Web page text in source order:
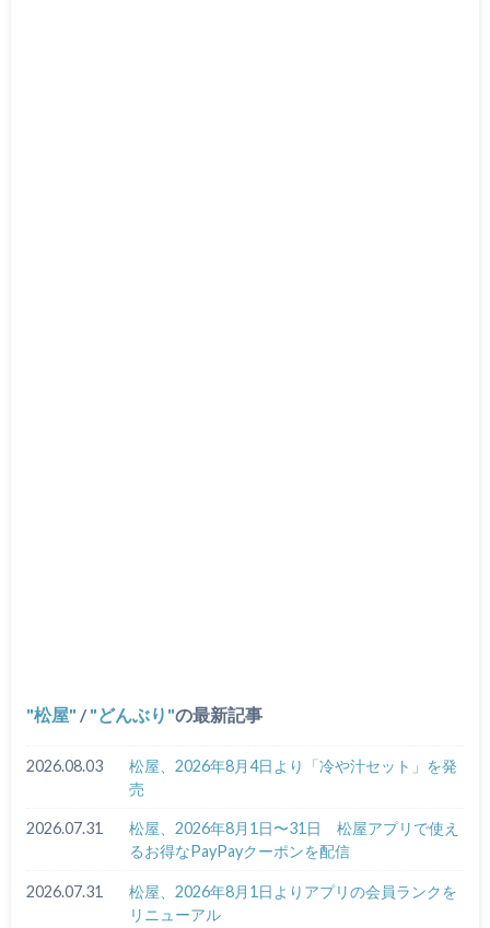
松屋 / どんぶり の最新記事
2026.08.03
松屋、2026年8月4日より「冷や汁セット」を発
売
2026.07.31
松屋、2026年8月1日〜31日 松屋アプリで使え
るお得なPayPayクーポンを配信
2026.07.31
松屋、2026年8月1日よりアプリの会員ランクを
リニューアル